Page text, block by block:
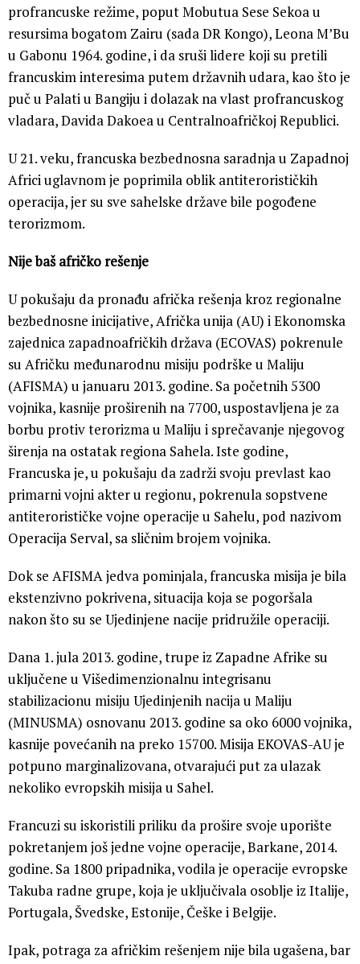
profrancuske režime, poput Mobutua Sese Sekoa u
resursima bogatom Zairu (sada DR Kongo), Leona M’Bu
u Gabonu 1964. godine, i da sruši lidere koji su pretili
francuskim interesima putem državnih udara, kao što je
puč u Palati u Bangiju i dolazak na vlast profrancuskog
vladara, Davida Dakoea u Centralnoafričkoj Republici.
U 21. veku, francuska bezbednosna saradnja u Zapadnoj
Africi uglavnom je poprimila oblik antiterorističkih
operacija, jer su sve sahelske države bile pogođene
terorizmom.
Nije baš afričko rešenje
U pokušaju da pronađu afrička rešenja kroz regionalne
bezbednosne inicijative, Afrička unija (AU) i Ekonomska
zajednica zapadnoafričkih država (ECOVAS) pokrenule
su Afričku međunarodnu misiju podrške u Maliju
(AFISMA) u januaru 2013. godine. Sa početnih 5300
vojnika, kasnije proširenih na 7700, uspostavljena je za
borbu protiv terorizma u Maliju i sprečavanje njegovog
širenja na ostatak regiona Sahela. Iste godine,
Francuska je, u pokušaju da zadrži svoju prevlast kao
primarni vojni akter u regionu, pokrenula sopstvene
antiterorističke vojne operacije u Sahelu, pod nazivom
Operacija Serval, sa sličnim brojem vojnika.
Dok se AFISMA jedva pominjala, francuska misija je bila
ekstenzivno pokrivena, situacija koja se pogoršala
nakon što su se Ujedinjene nacije pridružile operaciji.
Dana 1. jula 2013. godine, trupe iz Zapadne Afrike su
uključene u Višedimenzionalnu integrisanu
stabilizacionu misiju Ujedinjenih nacija u Maliju
(MINUSMA) osnovanu 2013. godine sa oko 6000 vojnika,
kasnije povećanih na preko 15700. Misija EKOVAS-AU je
potpuno marginalizovana, otvarajući put za ulazak
nekoliko evropskih misija u Sahel.
Francuzi su iskoristili priliku da prošire svoje uporište
pokretanjem još jedne vojne operacije, Barkane, 2014.
godine. Sa 1800 pripadnika, vodila je operacije evropske
Takuba radne grupe, koja je uključivala osoblje iz Italije,
Portugala, Švedske, Estonije, Češke i Belgije.
Ipak, potraga za afričkim rešenjem nije bila ugašena, bar